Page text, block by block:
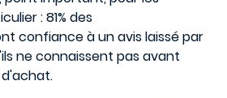
: 81% des
confiance à un avis laissé par
ne connaissent pas avant